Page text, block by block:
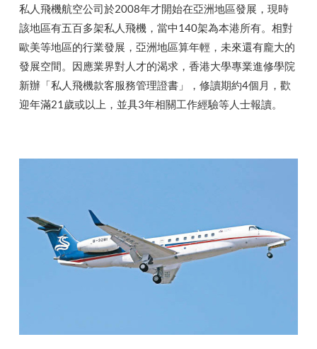
私人飛機航空公司於2008年才開始在亞洲地區發展，現時
該地區有五百多架私人飛機，當中140架為本港所有。相對
歐美等地區的行業發展，亞洲地區算年輕，未來還有龐大的
發展空間。因應業界對人才的渴求，香港大學專業進修學院
新辦「私人飛機款客服務管理證書」，修讀期約4個月，歡
迎年滿21歲或以上，並具3年相關工作經驗等人士報讀。